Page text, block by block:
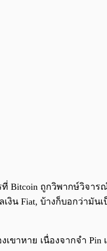
ที่ Bitcoin ถูกวิพากษ์วิจา
น Fiat, บ้างก็บอกว่ามัน
เขาหาย เนื่องจากจำ Pin